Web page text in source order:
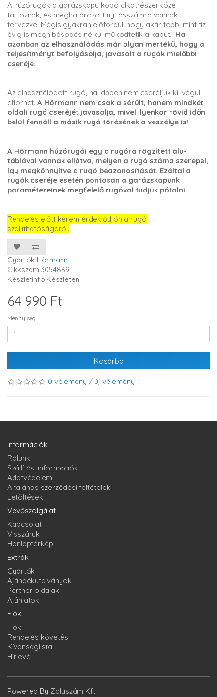
A húzórugók a garázskapu kopó alkatrészei közé
tartoznak, és meghatározott nyitásszámra vannak
tervezve. Mégis gyakran előfordul, hogy akár több, mint tíz
évig is meghibásodás nélkül működtetik a kaput. Ha
azonban az elhasználódás már olyan mértékű, hogy a
teljesítményt befolyásolja, javasolt a rugók mielőbbi
cseréje.
Az elhasználódott rugó, ha időben nem cseréljük ki, végül
eltörhet. A Hörmann nem csak a sérült, hanem mindkét
oldali rugó cseréjét javasolja, mivel ilyenkor rövid időn
belül fennáll a másik rugó törésének a veszélye is!
A Hörmann húzórugói egy a rugóra rögzített alu-
táblával vannak ellátva, melyen a rugó száma szerepel,
így megkönnyítve a rugó beazonosítását. Ezáltal a
rugók cseréje esetén pontosan a garázskapunk
paramétereinek megfelelő rugóval tudjuk pótolni.
Rendelés előtt kérem érdeklődjön a rugó
szállíthatóságáról.
Gyártók Hörmann
Cikkszám:3054889
Készletinfó:Készleten
64 990 Ft
Mennyiség
Kosárba
0 vélemény / új vélemény
Információk
Rólunk
Szállítási információk
Adatvédelem
Általános szerződési feltételek
Letöltések
Vevőszolgálat
Kapcsolat
Visszáruk
Honlaptérkép
Extrák
Gyártók
Ajándékutalványok
Partner oldalak
Ajánlatok
Fiók
Fiók
Rendelés követés
Kívánságlista
Hírlevél
Powered By Zalaszám Kft.